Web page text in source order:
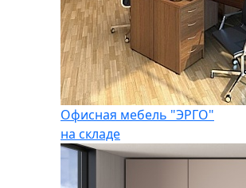
Офисная мебель "ЭРГО"
на складе